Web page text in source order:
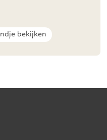
bekijken